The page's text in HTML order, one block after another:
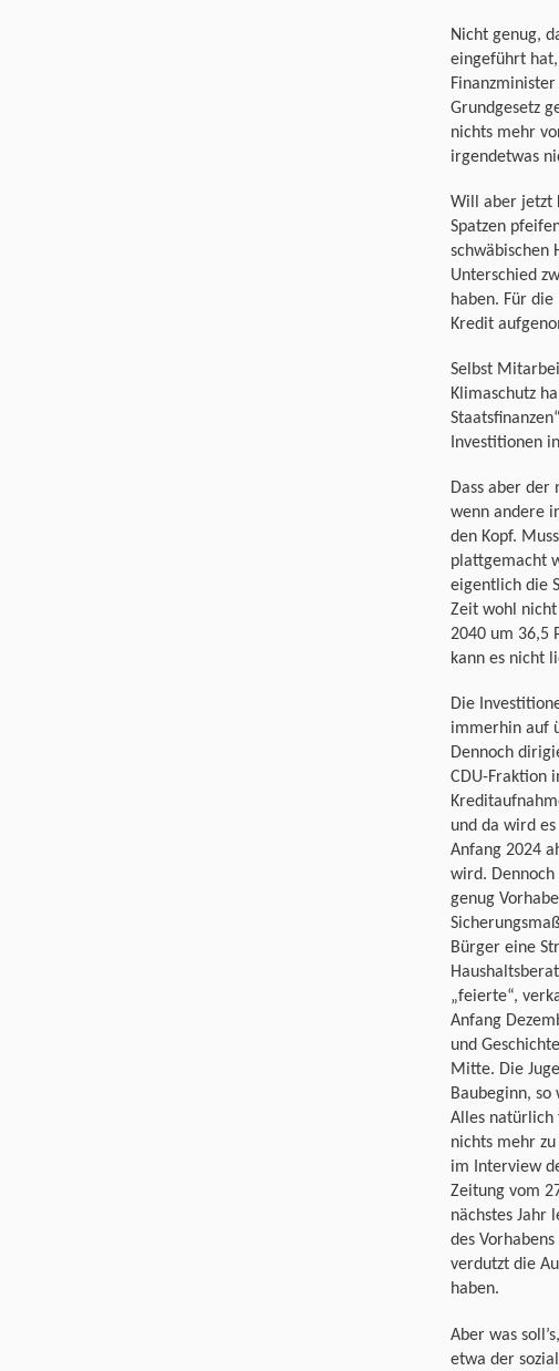
Nicht genug,
eingeführt hat,
Grundgesetz
nichts mehr
irgendetwas
Will aber jetzt
Spatzen
schwäbischen
Unterschied
haben. Für
Kredit
Selbst
Klimaschutz
Investitionen
Dass aber der
wenn andere
den Kopf.
plattgemacht
eigentlich die
Zeit wohl nicht
2040 um 36,5
kann es nicht
Die
immerhin auf
Dennoch
CDU-Fraktion
und da wird
Anfang 2024
wird.
genug
Bürger eine
„feierte“,
Anfang
und
Mitte. Die
Baubeginn, so
Alles natürlich
nichts mehr
im Interview
Zeitung vom
nächstes Jahr
des
verdutzt die
haben.
Aber was
etwa der